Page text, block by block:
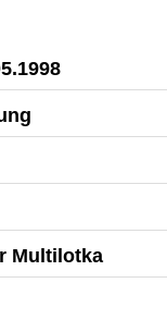
Multilotka